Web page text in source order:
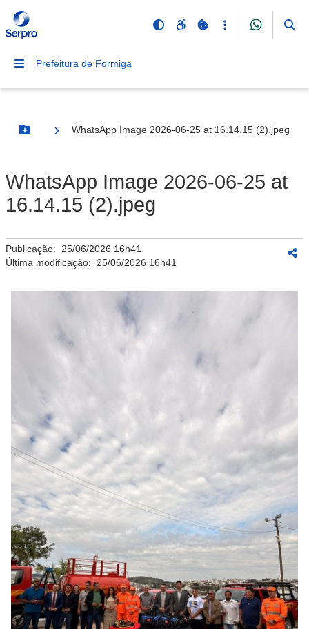
Prefeitura de Formiga
Botão Menu
WhatsApp Image 2026-06-25 at 16.14.15 (2).jpeg
WhatsApp Image 2026-06-25 at
16.14.15 (2).jpeg
Publicação: 25/06/2026 16h41
Última modificação: 25/06/2026 16h41